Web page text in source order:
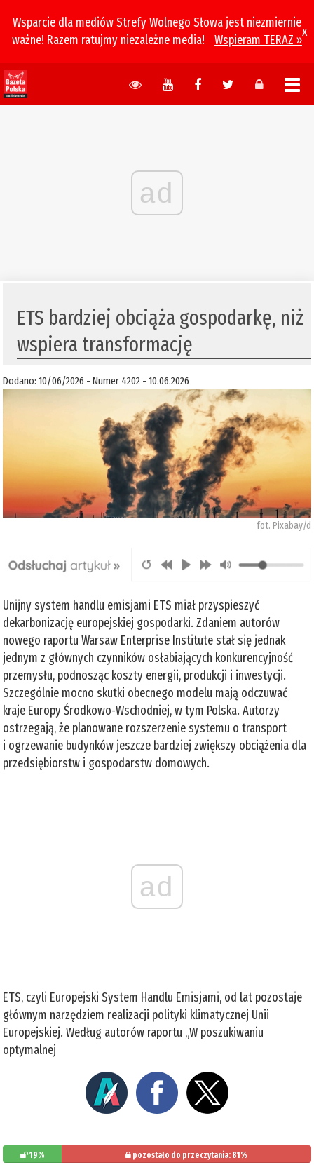
Wsparcie dla mediów Strefy Wolnego Słowa jest niezmiernie
ważne! Razem ratujmy niezależne media!
Wspieram TERAZ »
x
ad
ETS bardziej obciąża gospodarkę, niż
wspiera transformację
Dodano: 10/06/2026 - Numer 4202 - 10.06.2026
fot. Pixabay/d
Unijny system handlu emisjami ETS miał przyspieszyć
dekarbonizację europejskiej gospodarki. Zdaniem autorów
nowego raportu Warsaw Enterprise Institute stał się jednak
jednym z głównych czynników osłabiających konkurencyjność
przemysłu, podnosząc koszty energii, produkcji i inwestycji.
Szczególnie mocno skutki obecnego modelu mają odczuwać
kraje Europy Środkowo-Wschodniej, w tym Polska. Autorzy
ostrzegają, że planowane rozszerzenie systemu o transport
i ogrzewanie budynków jeszcze bardziej zwiększy obciążenia dla
przedsiębiorstw i gospodarstw domowych.
ad
ETS, czyli Europejski System Handlu Emisjami, od lat pozostaje
głównym narzędziem realizacji polityki klimatycznej Unii
Europejskiej. Według autorów raportu „W poszukiwaniu
optymalnej
19% pozostało do przeczytania: 81%